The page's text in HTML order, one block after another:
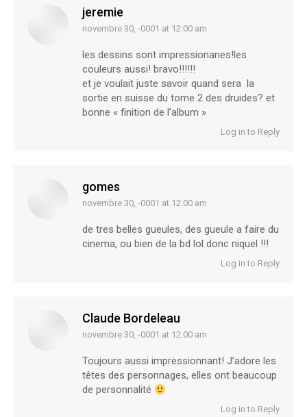
jeremie
says:
novembre 30, -0001 at 12:00 am
les dessins sont impressionanes!les
couleurs aussi! bravo!!!!!!
et je voulait juste savoir quand sera la
sortie en suisse du tome 2 des druides? et
bonne « finition de l’album »
Log in to Reply
gomes
says:
novembre 30, -0001 at 12:00 am
de tres belles gueules, des gueule a faire du
cinema, ou bien de la bd lol donc niquel !!!
Log in to Reply
Claude Bordeleau
says:
novembre 30, -0001 at 12:00 am
Toujours aussi impressionnant! J’adore les
têtes des personnages, elles ont beaucoup
de personnalité
Log in to Reply